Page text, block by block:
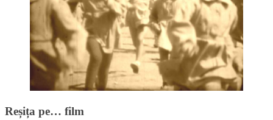
Reșița pe… film